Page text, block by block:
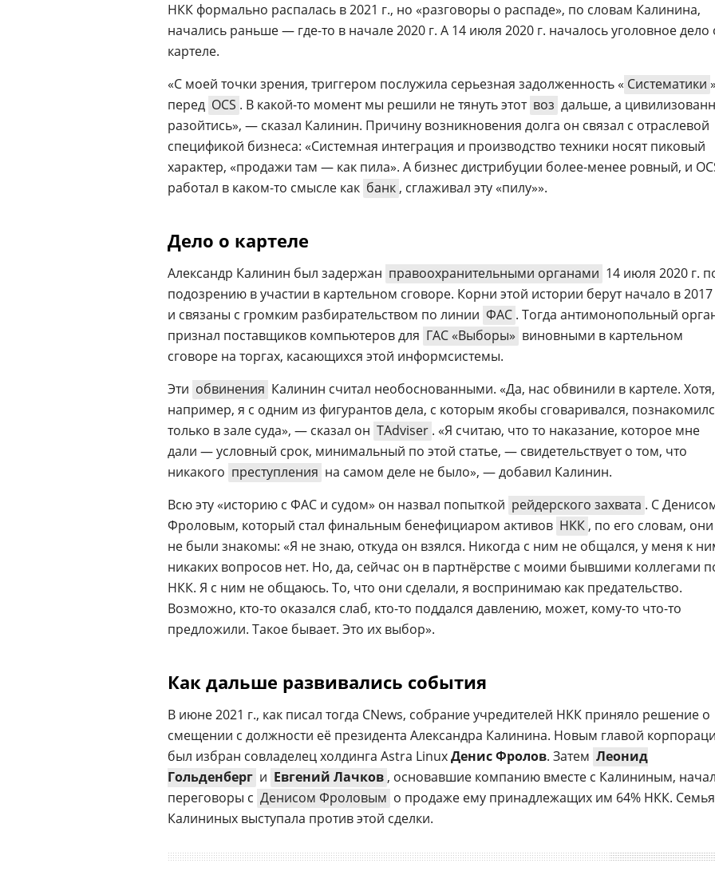
НКК формально распалась в 2021 г., но «разговоры о распаде», по словам Калинина,
начались раньше — где-то в начале 2020 г. А 14 июля 2020 г. началось уголовное дело
картеле.
«С моей точки зрения, триггером послужила серьезная задолженность « Систематики
перед OCS . В какой-то момент мы решили не тянуть этот воз дальше, а
разойтись», — сказал Калинин. Причину возникновения долга он связал с отраслевой
спецификой бизнеса: «Системная интеграция и производство техники носят пиковый
характер, «продажи там — как пила». А бизнес дистрибуции более-менее ровный, и
работал в каком-то смысле как банк , сглаживал эту «пилу»».
Дело о картеле
Александр Калинин был задержан правоохранительными органами 14 июля 2020 г.
подозрению в участии в картельном сговоре. Корни этой истории берут начало в 2017
и связаны с громким разбирательством по линии ФАС . Тогда антимонопольный
признал поставщиков компьютеров для ГАС «Выборы» виновными в картельном
сговоре на торгах, касающихся этой информсистемы.
Эти обвинения Калинин считал необоснованными. «Да, нас обвинили в картеле. Хотя,
например, я с одним из фигурантов дела, с которым якобы сговаривался,
только в зале суда», — сказал он TAdviser . «Я считаю, что то наказание, которое мне
дали — условный срок, минимальный по этой статье, — свидетельствует о том, что
никакого преступления на самом деле не было», — добавил Калинин.
Всю эту «историю с ФАС и судом» он назвал попыткой рейдерского захвата . С
Фроловым, который стал финальным бенефициаром активов НКК , по его словам, они
не были знакомы: «Я не знаю, откуда он взялся. Никогда с ним не общался, у меня к
никаких вопросов нет. Но, да, сейчас он в партнёрстве с моими бывшими коллегами
НКК. Я с ним не общаюсь. То, что они сделали, я воспринимаю как предательство.
Возможно, кто-то оказался слаб, кто-то поддался давлению, может, кому-то что-то
предложили. Такое бывает. Это их выбор».
Как дальше развивались события
В июне 2021 г., как писал тогда CNews, собрание учредителей НКК приняло решение о
смещении с должности её президента Александра Калинина. Новым главой
был избран совладелец холдинга Astra LinuxДенис Фролов. Затем Леонид
Гольденберг и Евгений Лачков , основавшие компанию вместе с Калининым,
переговоры с Денисом Фроловым о продаже ему принадлежащих им 64% НКК. Семья
Калининых выступала против этой сделки.